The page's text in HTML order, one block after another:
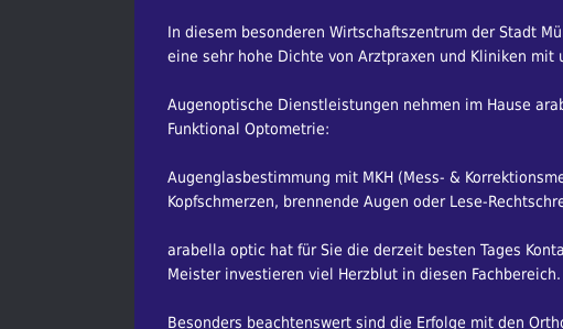
In diesem besonderen Wirtschaftszentrum der Stadt
eine sehr hohe Dichte von Arztpraxen und Kliniken mit
Augenoptische Dienstleistungen nehmen im Hause
Funktional Optometrie:
Augenglasbestimmung mit MKH (Mess- &
Kopfschmerzen, brennende Augen oder Lese-
arabella optic hat für Sie die derzeit besten Tages
Meister investieren viel Herzblut in diesen Fachbereich.
Besonders beachtenswert sind die Erfolge mit den